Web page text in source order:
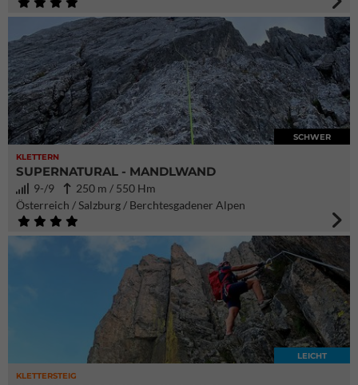
KLETTERN
SCHWER
SUPERNATURAL - MANDLWAND
9-/9
250 m / 550 Hm
Österreich / Salzburg / Berchtesgadener Alpen
KLETTERSTEIG
LEICHT